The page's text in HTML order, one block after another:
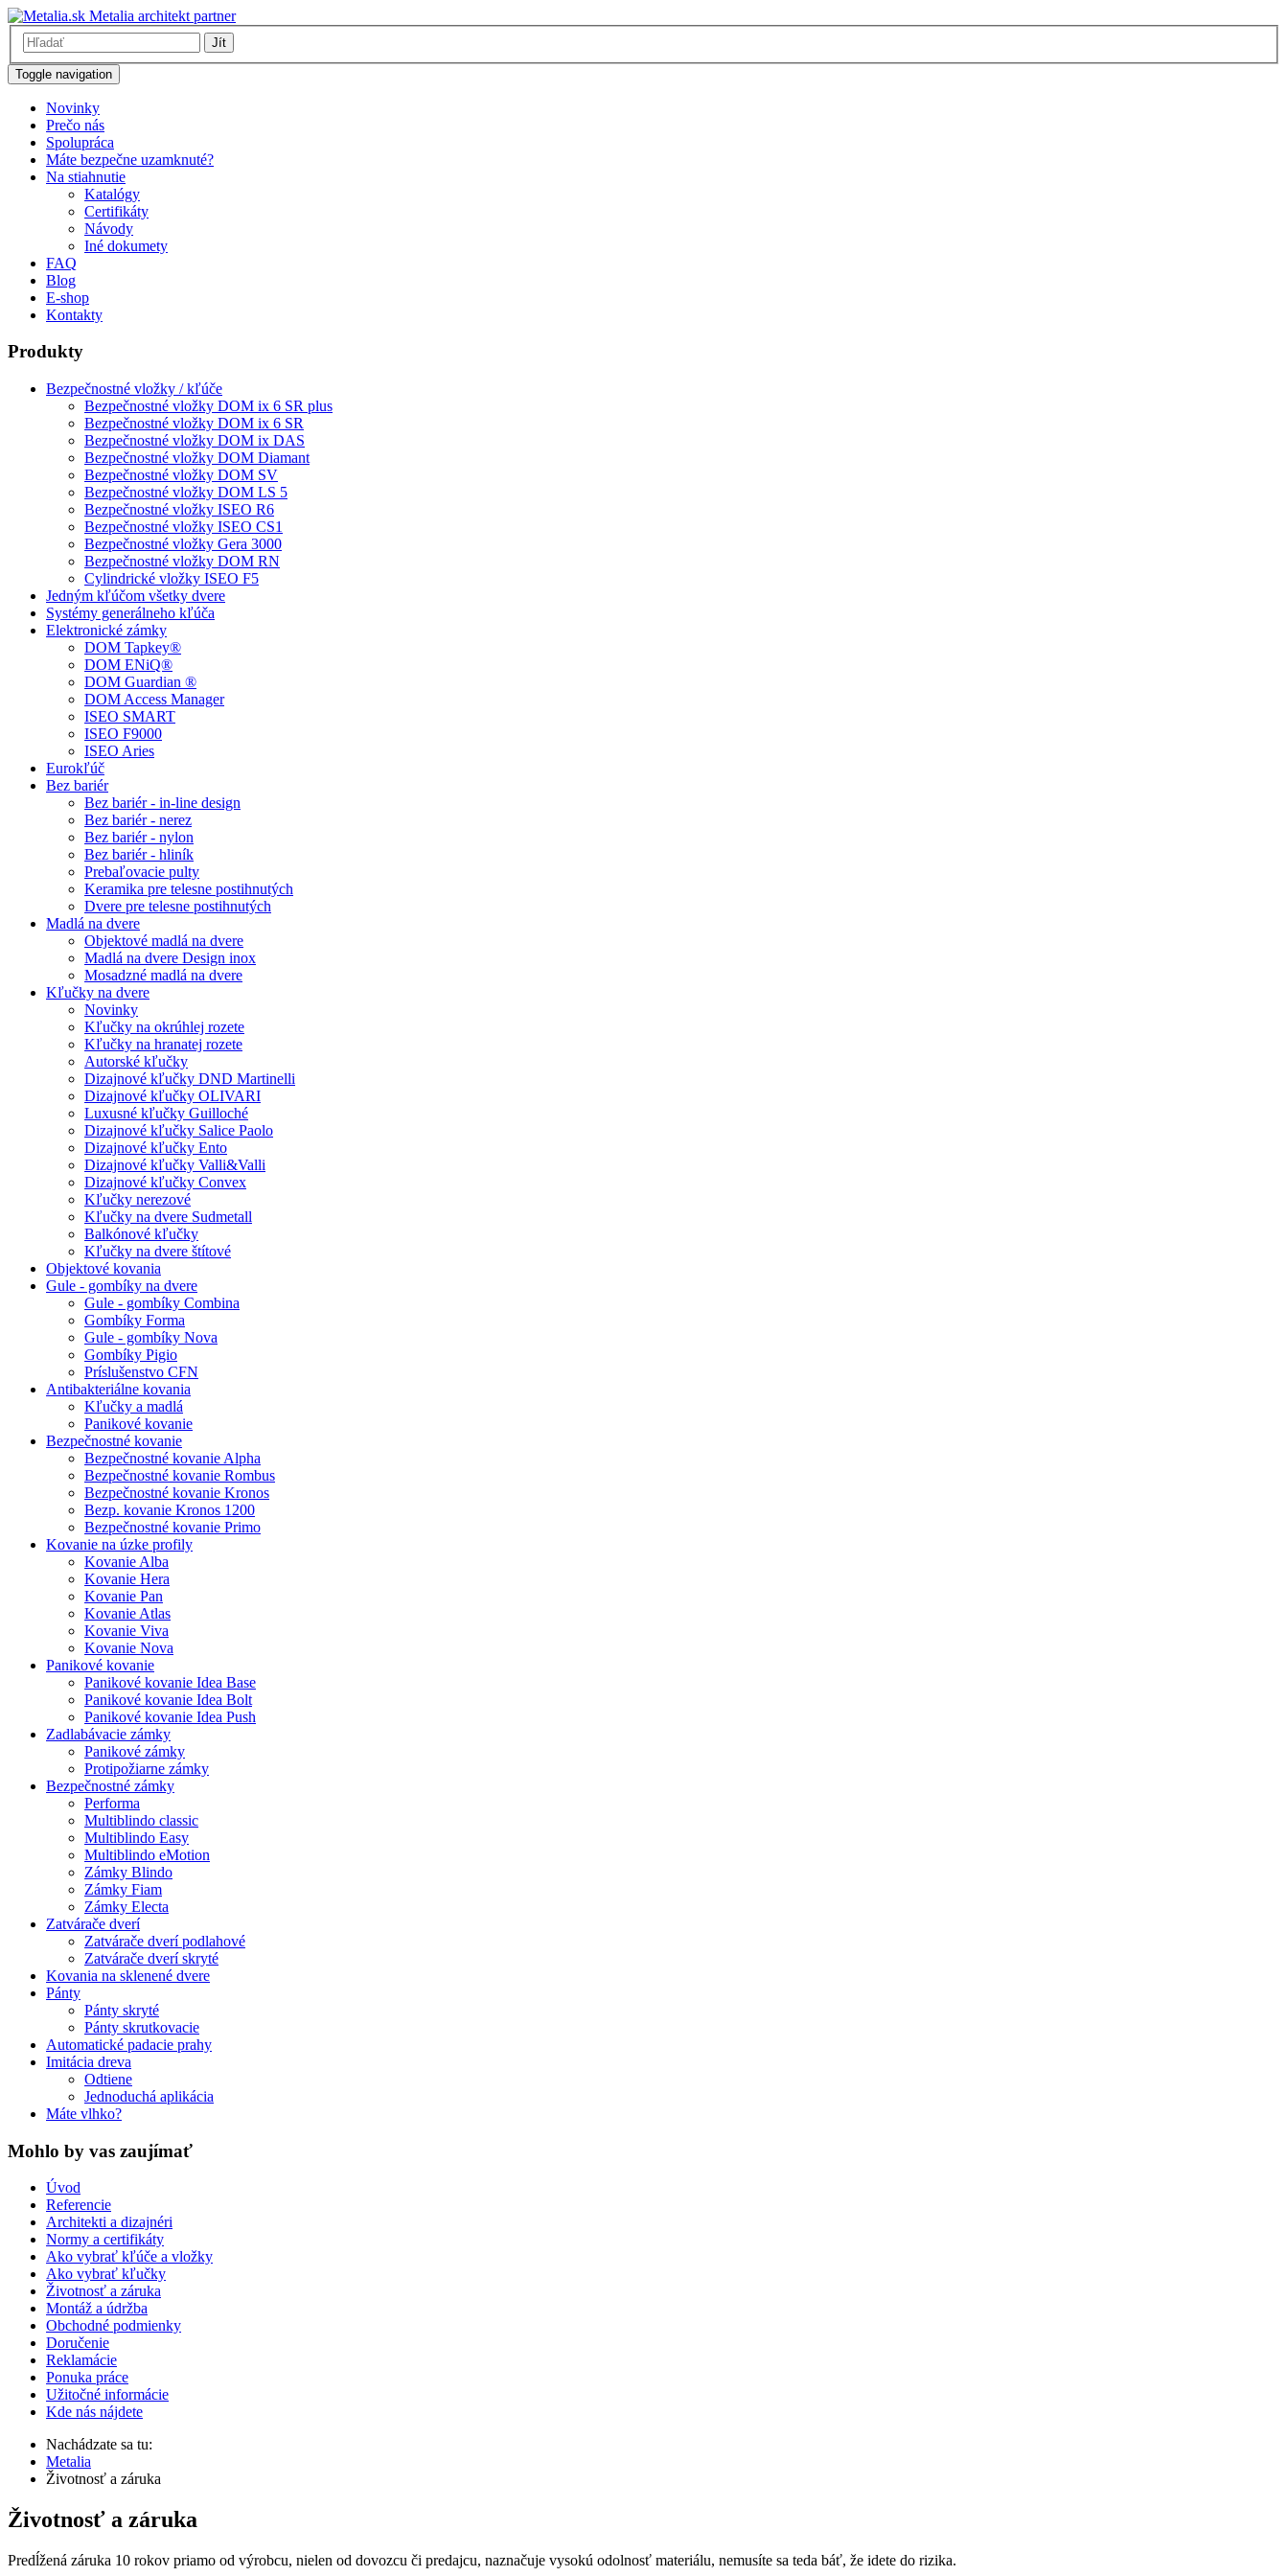
Metalia architekt partner
Jít
Toggle navigation
Novinky
Prečo nás
Spolupráca
Máte bezpečne uzamknuté?
Na stiahnutie
Katalógy
Certifikáty
Návody
Iné dokumety
FAQ
Blog
E-shop
Kontakty
Produkty
Bezpečnostné vložky / kľúče
Bezpečnostné vložky DOM ix 6 SR plus
Bezpečnostné vložky DOM ix 6 SR
Bezpečnostné vložky DOM ix DAS
Bezpečnostné vložky DOM Diamant
Bezpečnostné vložky DOM SV
Bezpečnostné vložky DOM LS 5
Bezpečnostné vložky ISEO R6
Bezpečnostné vložky ISEO CS1
Bezpečnostné vložky Gera 3000
Bezpečnostné vložky DOM RN
Cylindrické vložky ISEO F5
Jedným kľúčom všetky dvere
Systémy generálneho kľúča
Elektronické zámky
DOM Tapkey®
DOM ENiQ®
DOM Guardian ®
DOM Access Manager
ISEO SMART
ISEO F9000
ISEO Aries
Eurokľúč
Bez bariér
Bez bariér - in-line design
Bez bariér - nerez
Bez bariér - nylon
Bez bariér - hliník
Prebaľovacie pulty
Keramika pre telesne postihnutých
Dvere pre telesne postihnutých
Madlá na dvere
Objektové madlá na dvere
Madlá na dvere Design inox
Mosadzné madlá na dvere
Kľučky na dvere
Novinky
Kľučky na okrúhlej rozete
Kľučky na hranatej rozete
Autorské kľučky
Dizajnové kľučky DND Martinelli
Dizajnové kľučky OLIVARI
Luxusné kľučky Guilloché
Dizajnové kľučky Salice Paolo
Dizajnové kľučky Ento
Dizajnové kľučky Valli&Valli
Dizajnové kľučky Convex
Kľučky nerezové
Kľučky na dvere Sudmetall
Balkónové kľučky
Kľučky na dvere štítové
Objektové kovania
Gule - gombíky na dvere
Gule - gombíky Combina
Gombíky Forma
Gule - gombíky Nova
Gombíky Pigio
Príslušenstvo CFN
Antibakteriálne kovania
Kľučky a madlá
Panikové kovanie
Bezpečnostné kovanie
Bezpečnostné kovanie Alpha
Bezpečnostné kovanie Rombus
Bezpečnostné kovanie Kronos
Bezp. kovanie Kronos 1200
Bezpečnostné kovanie Primo
Kovanie na úzke profily
Kovanie Alba
Kovanie Hera
Kovanie Pan
Kovanie Atlas
Kovanie Viva
Kovanie Nova
Panikové kovanie
Panikové kovanie Idea Base
Panikové kovanie Idea Bolt
Panikové kovanie Idea Push
Zadlabávacie zámky
Panikové zámky
Protipožiarne zámky
Bezpečnostné zámky
Performa
Multiblindo classic
Multiblindo Easy
Multiblindo eMotion
Zámky Blindo
Zámky Fiam
Zámky Electa
Zatvárače dverí
Zatvárače dverí podlahové
Zatvárače dverí skryté
Kovania na sklenené dvere
Pánty
Pánty skryté
Pánty skrutkovacie
Automatické padacie prahy
Imitácia dreva
Odtiene
Jednoduchá aplikácia
Máte vlhko?
Mohlo by vas zaujímať
Úvod
Referencie
Architekti a dizajnéri
Normy a certifikáty
Ako vybrať kľúče a vložky
Ako vybrať kľučky
Životnosť a záruka
Montáž a údržba
Obchodné podmienky
Doručenie
Reklamácie
Ponuka práce
Užitočné informácie
Kde nás nájdete
Nachádzate sa tu:
Metalia
Životnosť a záruka
Životnosť a záruka
Predĺžená záruka 10 rokov priamo od výrobcu, nielen od dovozcu či predajcu, naznačuje vysokú odolnosť materiálu, nemusíte sa teda báť, že idete do rizika.